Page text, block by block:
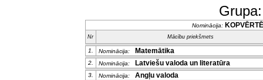
Nominācija:
Nr Mācību priekšmets
1. Nominācija: Matemātika
2. Nominācija: Latviešu valoda un literatūra
3. Nominācija: Angļu valoda